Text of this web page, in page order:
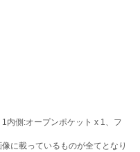
内側:オープンポケット x 1、フ
に載っているものが全てとなり